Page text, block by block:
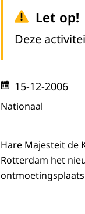
Let op!
Deze
15-12-2006
Nationaal
Hare Majesteit de
Rotterdam het